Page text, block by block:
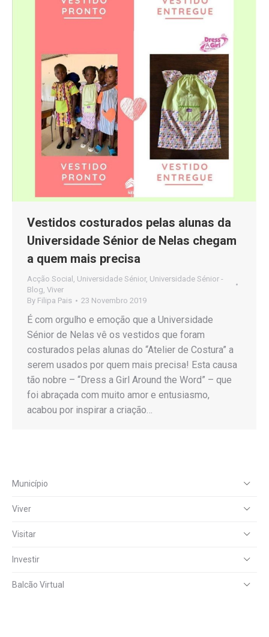
Vestidos costurados pelas alunas da
Universidade Sénior de Nelas chegam
a quem mais precisa
Acção Social , Universidade Sénior, Universidade Sénior -
Blog, Viver
By Filipa Pais 23 Novembro 2019
É com orgulho e emoção que a Universidade
Sénior de Nelas vê os vestidos que foram
costurados pelas alunas do “Atelier de Costura” a
serem usados por quem mais precisa! Esta causa
tão nobre – “Dress a Girl Around the Word” – que
foi abraçada com muito amor e entusiasmo,
acabou por inspirar a criação…
Município
Viver
Visitar
Investir
Balcão Virtual